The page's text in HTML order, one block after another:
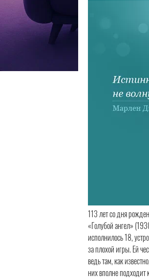
113 лет со дня
«Голубой ангел»
исполнилось 18,
за плохой игры. Ей
ведь там, как
них вполне